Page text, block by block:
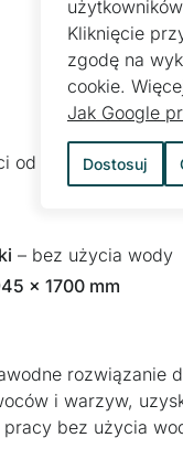
od surowca)
– bez użycia wody
x 1700 mm
rozwiązanie
i warzyw,
bez użycia
Kliknięcie
zgodę na
cookie.
Jak Google
Dostosuj
pomagają
gromadząc i
stosowane są w
są istotne i